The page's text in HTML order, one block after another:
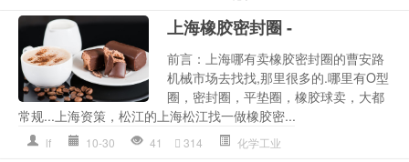
上海橡胶密封圈 -
前言：上海哪有卖橡胶密封圈的曹安路
机械市场去找找,那里很多的.哪里有O型
圈，密封圈，平垫圈，橡胶球卖，大都
常规...上海资策，松江的上海松江找一做橡胶密...
lf 10-30 41 314 化学工业